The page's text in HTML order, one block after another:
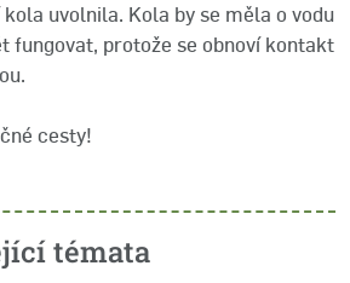
uvolnila. Kola by se měla o vodu
fungovat, protože se obnoví kontakt
cesty!
témata